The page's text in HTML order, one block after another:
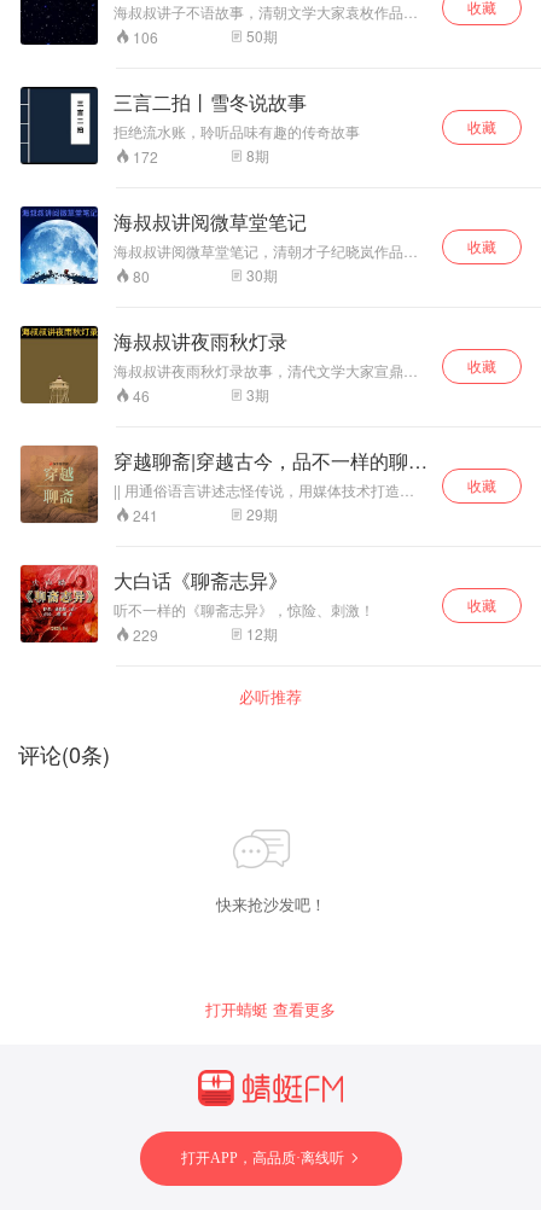
海叔叔讲子不语故事，清朝文学大家袁枚作品，
讲世间事，聊鬼神语，无穷想象力，规矩在心
中。
106 50期
收藏
三言二拍丨雪冬说故事
拒绝流水账，聆听品味有趣的传奇故事
172
8期
收藏
海叔叔讲阅微草堂笔记
海叔叔讲阅微草堂笔记，清朝才子纪晓岚作品，
讲鬼说狐，幽默面对命运和人生。
80 30期
收藏
海叔叔讲夜雨秋灯录
海叔叔讲夜雨秋灯录故事，清代文学大家宣鼎作
品，记录民间奇事，追忆市井生活，此作品被誉
为聊斋之后最好的志怪小说。
46 3期
收藏
穿越聊斋|穿越古今，品不一样的聊斋
故事
|| 用通俗语言讲述志怪传说，用媒体技术打造沉
浸体验，用穿越手法评古论今。 围绕古典小说
《聊斋志异》，通过不同类型的主题讲述不同的
《画皮》、《娇娜》、《小倩》。 主题“前世今
生”包含故事：《三生》、《王六郎》、《王
兰》。 主题“花语情愁”包含故事：《葛巾》、
《香玉》、《黄英》。 主题“反转之境”包含故
事：《凤阳士人》、《偷桃》、《画壁》、《姐
仙》、《窦氏》、《宦娘》、《姬生》。 主题“啼
241 29期
收藏
大白话《聊斋志异》
听不一样的《聊斋志异》，惊险、刺激！
229
12期
收藏
必听推荐
评论(0条)
快来抢沙发吧！
打开蜻蜓 查看更多
打开APP，高品质·离线听